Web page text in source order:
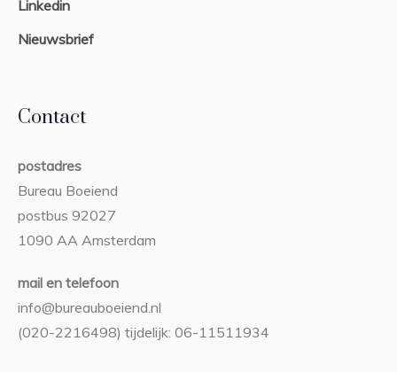
Linkedin
Nieuwsbrief
Contact
postadres
Bureau Boeiend
postbus 92027
1090 AA Amsterdam
mail en telefoon
info@bureauboeiend.nl
(020-2216498) tijdelijk: 06-11511934